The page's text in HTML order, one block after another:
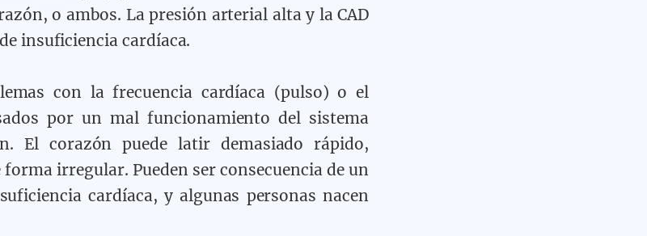
o ambos. La presión arterial alta y la CAD
insuficiencia cardíaca.
con la frecuencia cardíaca (pulso) o el
por un mal funcionamiento del sistema
El corazón puede latir demasiado rápido,
irregular. Pueden ser consecuencia de un
cardíaca, y algunas personas nacen